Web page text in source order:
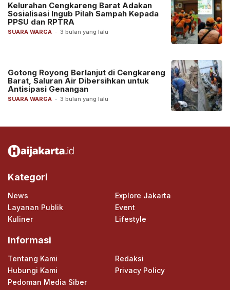
SUARA WARGA - 3 bulan yang lalu
Kelurahan Cengkareng Barat Adakan
Sosialisasi Ingub Pilah Sampah Kepada
PPSU dan RPTRA
SUARA WARGA - 3 bulan yang lalu
Gotong Royong Berlanjut di Cengkareng
Barat, Saluran Air Dibersihkan untuk
Antisipasi Genangan
Kategori
News
Explore Jakarta
Layanan Publik
Event
Kuliner
Lifestyle
Informasi
Tentang Kami
Redaksi
Hubungi Kami
Privacy Policy
Pedoman Media Siber